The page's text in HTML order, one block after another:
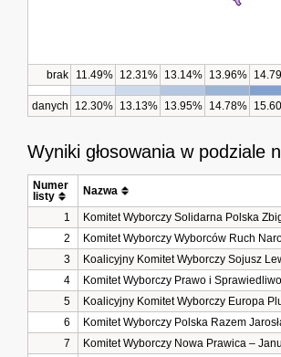
brak 11.49% 12.31% 13.14% 13.96%
danych 12.30% 13.13% 13.95% 14.78%
Wyniki głosowania w podziale
Numer
listy
Nazwa
1
Komitet Wyborczy Solidarna Polska
2
Komitet Wyborczy Wyborców Ruch
3
Koalicyjny Komitet Wyborczy Sojusz
4
Komitet Wyborczy Prawo i
5
Koalicyjny Komitet Wyborczy Europa
6
Komitet Wyborczy Polska Razem
7
Komitet Wyborczy Nowa Prawica –